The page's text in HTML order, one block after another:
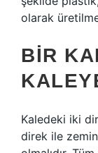
olarak
BIR
Kaledeki iki
direk ile